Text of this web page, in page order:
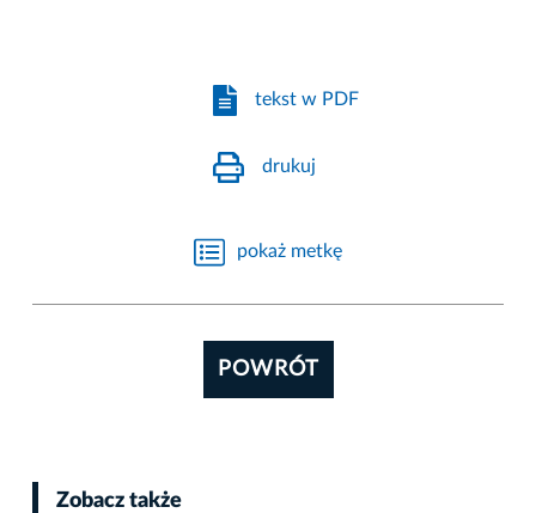
tekst w PDF
drukuj
pokaż metkę
POWRÓT
Zobacz także